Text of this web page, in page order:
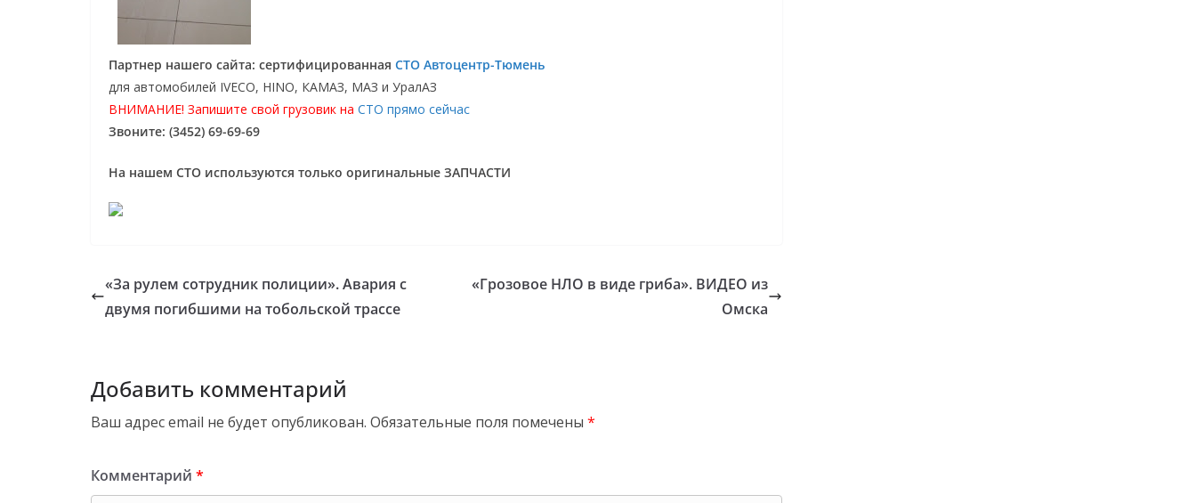
Партнер нашего сайта: сертифицированная СТО Автоцентр-Тюмень
для автомобилей IVECO, HINO, КАМАЗ, МАЗ и УралАЗ
ВНИМАНИЕ! Запишите свой грузовик на СТО прямо сейчас
Звоните: (3452) 69-69-69
На нашем СТО используются только оригинальные ЗАПЧАСТИ
«За рулем сотрудник полиции». Авария с
двумя погибшими на тобольской трассе
«Грозовое НЛО в виде гриба». ВИДЕО из
Омска
Добавить комментарий
Ваш адрес email не будет опубликован. Обязательные поля помечены *
Комментарий *